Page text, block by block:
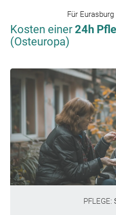
Für
Kosten einer24h
(Osteuropa)
PFLEGE: